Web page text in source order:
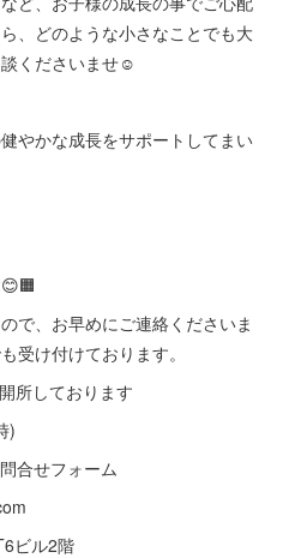
、どのような小さなことでも大
くださいませ☺
やかな成長をサポートしてまい
で、お早めにご連絡くださいま
受け付けております。
所しております
)
合せフォーム
ビル2階